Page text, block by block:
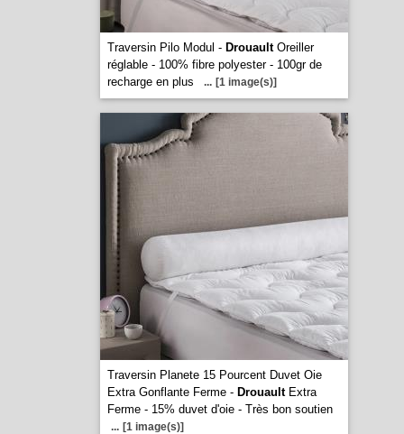
Traversin Pilo Modul - DrouaultOreiller
réglable - 100% fibre polyester - 100gr de
recharge en plus
... [1 image(s)]
Traversin Planete 15 Pourcent Duvet Oie
Extra Gonflante Ferme - DrouaultExtra
Ferme - 15% duvet d'oie - Très bon soutien
... [1 image(s)]